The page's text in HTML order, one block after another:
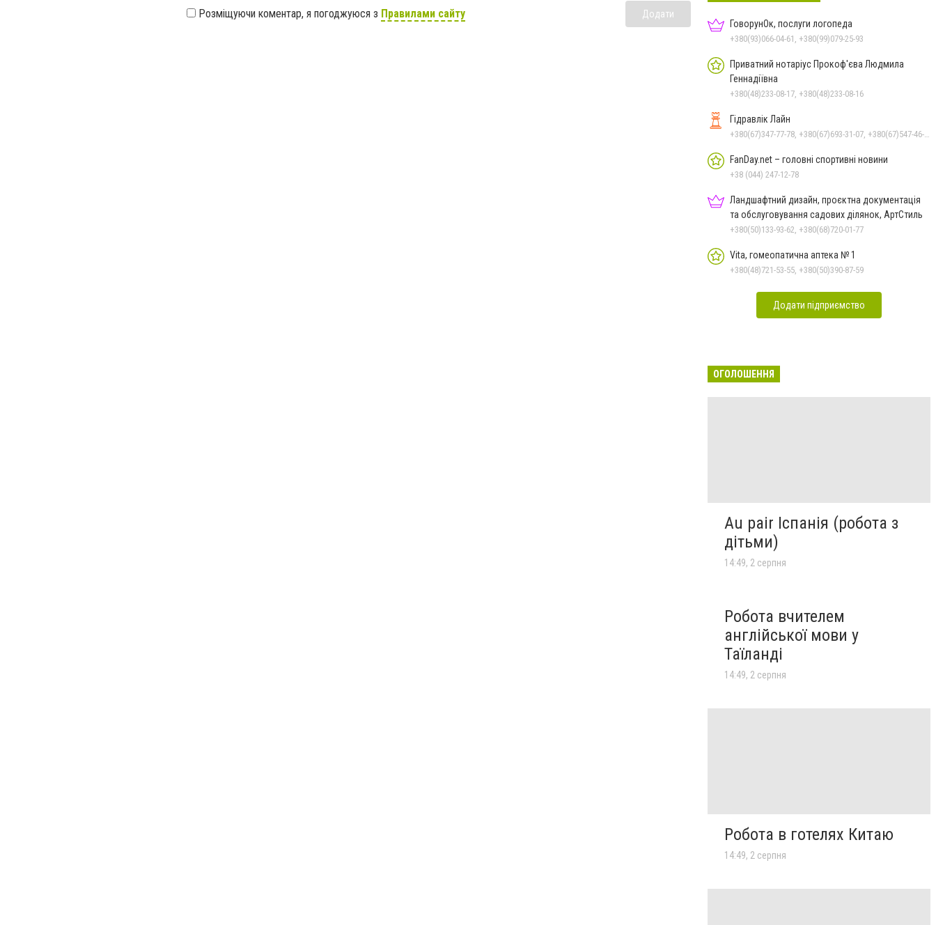
Розміщуючи коментар, я погоджуюся з Правилами сайту Додати
ГоворунОк, послуги логопеда
+380(93)066-04-61, +380(99)079-25-93
Приватний нотаріус Прокоф'єва Людмила
Геннадіївна
+380(48)233-08-17, +380(48)233-08-16
Гідравлік Лайн
FanDay.net – головні спортивні новини
+38 (044) 247-12-78
Ландшафтний дизайн, проєктна документація
та обслуговування садових ділянок, АртСтиль
+380(50)133-93-62, +380(68)720-01-77
Vita, гомеопатична аптека № 1
+380(48)721-53-55, +380(50)390-87-59
Додати підприємство
ОГОЛОШЕННЯ
Au pair Іспанія (робота з
дітьми)
14:49, 2 серпня
Робота вчителем
англійської мови у
Таїланді
14:49, 2 серпня
Робота в готелях Китаю
14:49, 2 серпня